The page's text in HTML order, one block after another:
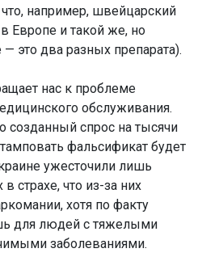
например, швейцарский
Европе и такой же, но
это два разных препарата).
нас к проблеме
обслуживания.
созданный спрос на тысячи
фальсификат будет
ужесточили лишь
страхе, что из-за них
хотя по факту
для людей с тяжелыми
заболеваниями.